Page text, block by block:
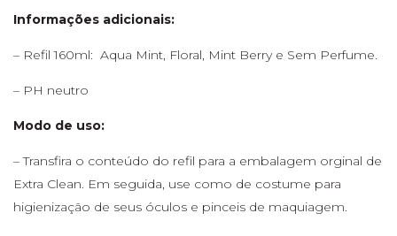
Informações adicionais:
– Refil 160ml: Aqua Mint, Floral, Mint Berry e Sem Perfume.
– PH neutro
Modo de uso:
– Transfira o conteúdo do refil para a embalagem orginal de
Extra Clean. Em seguida, use como de costume para
higienização de seus óculos e pinceis de maquiagem.